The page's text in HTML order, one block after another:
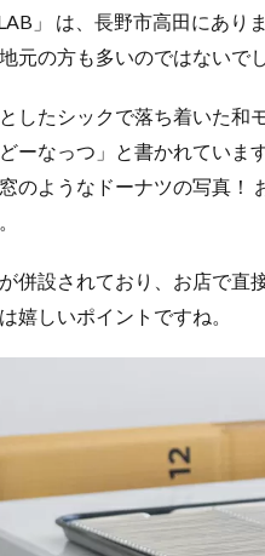
」
は、長野市高田にあり
元の方も多いのではないで
したシックで落ち着いた和
ーなっつ」と書かれていま
のようなドーナツの写真！
併設されており、お店で直
嬉しいポイントですね。